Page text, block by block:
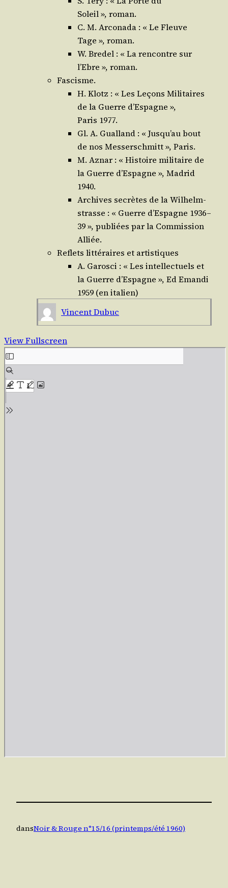
Soleil », roman.
C. M. Arco­na­da : « Le Fleuve
Tage », roman.
W. Bre­del : « La ren­contre sur
l’Ebre », roman.
Fascisme.
H. Klotz : « Les Leçons Mili­taires
de la Guerre d’Es­pagne »,
Paris 1977.
Gl. A. Gual­land : « Jus­qu’au bout
de nos Mes­ser­sch­mitt », Paris.
M. Aznar : « His­toire mili­taire de
la Guerre d’Es­pagne », Madrid
1940.
Archives secrètes de la Wil­helm­
strasse : « Guerre d’Es­pagne 1936 –
39 », publiées par la Com­mis­sion
Alliée.
Reflets lit­té­raires et artistiques
A. Garos­ci : « Les intel­lec­tuels et
la Guerre d’Es­pagne », Ed Eman­di
1959 (en italien)
Vincent Dubuc
View Fullscreen
dansNoir & Rouge n°15/16 (printemps/été 1960)